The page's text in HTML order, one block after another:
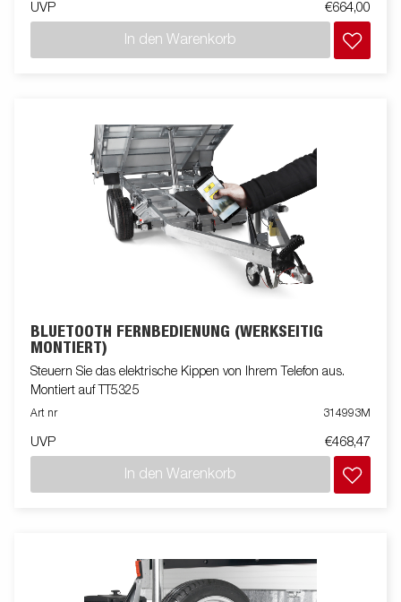
UVP €664,00
In den Warenkorb
BLUETOOTH FERNBEDIENUNG (WERKSEITIG
MONTIERT)
Steuern Sie das elektrische Kippen von Ihrem Telefon aus.
Montiert auf TT5325
Art nr 314993M
UVP €468,47
In den Warenkorb